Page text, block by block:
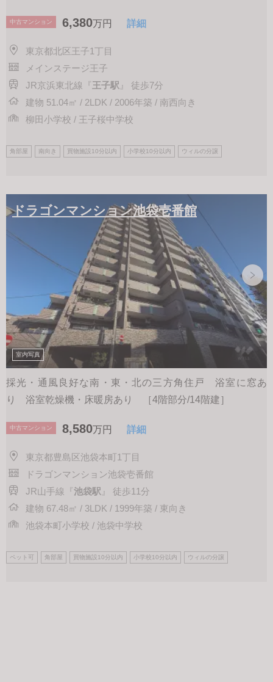
中古マンション 6,380万円 詳細
東京都北区王子1丁目
メインステージ王子
JR京浜東北線『王子駅 』 徒歩7分
建物 51.04㎡ / 2LDK / 2006年築 / 南西向き
柳田小学校 / 王子桜中学校
角部屋 南向き 買物施設10分以内 小学校10分以内 ウィルの分譲
ドラゴンマンション池袋壱番館
室内写真
採光・通風良好な南・東・北の三方角住戸 浴室に窓あ
り 浴室乾燥機・床暖房あり ［4階部分/14階建］
中古マンション 8,580万円 詳細
東京都豊島区池袋本町1丁目
ドラゴンマンション池袋壱番館
JR山手線『池袋駅 』 徒歩11分
建物 67.48㎡ / 3LDK / 1999年築 / 東向き
池袋本町小学校 / 池袋中学校
ペット可 角部屋 買物施設10分以内 小学校10分以内 ウィルの分譲